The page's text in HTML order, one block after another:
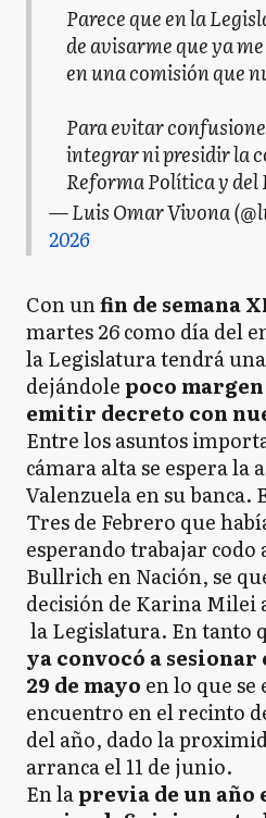
Parece que en la
de avisarme que ya
en una comisión que
Para evitar
integrar ni presidir la
Reforma Política y del
— Luis Omar Vivona
2026
Con unfin de semana
martes 26 como día del
la Legislatura tendrá
dejándole poco
emitir decreto con
Entre los asuntos
cámara alta se espera la
Valenzuela en su banca.
Tres de Febrero que
esperando trabajar codo
Bullrich en Nación, se
decisión de Karina Milei
la Legislatura. En tanto
ya convocó a
29 de mayo en lo que
encuentro en el recinto
del año, dado la
arranca el 11 de junio.
En laprevia de un